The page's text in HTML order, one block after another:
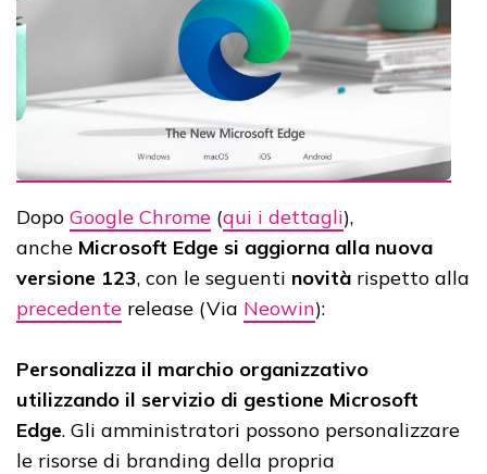
Dopo Google Chrome (qui i dettagli),
anche Microsoft Edge si aggiorna alla nuova
versione 123, con le seguenti novità rispetto alla
precedente release (Via Neowin):
Personalizza il marchio organizzativo
utilizzando il servizio di gestione Microsoft
Edge. Gli amministratori possono personalizzare
le risorse di branding della propria